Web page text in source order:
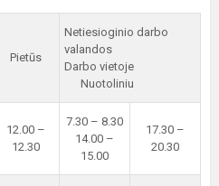
Pietūs
Netiesioginio darbo
valandos
Darbo vietoje
Nuotoliniu
12.00 –
12.30
7.30 – 8.30
14.00 –
15.00
17.30 –
20.30